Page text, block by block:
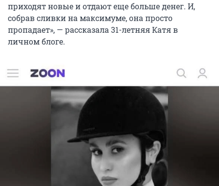
приходят новые и отдают еще больше денег. И,
собрав сливки на максимуме, она просто
пропадает», — рассказала 31-летняя Катя в
личном блоге.